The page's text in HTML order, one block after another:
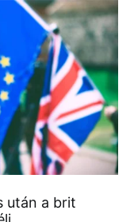
után a brit